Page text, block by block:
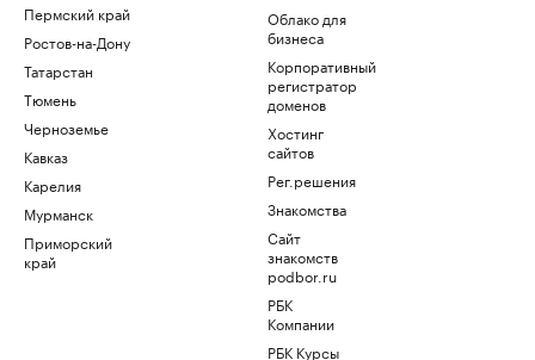
Пермский край
Ростов-на-Дону
Татарстан
Тюмень
Черноземье
Кавказ
Карелия
Мурманск
Приморский
край
Облако для
бизнеса
Корпоративный
регистратор
доменов
Хостинг
сайтов
Рег.решения
Знакомства
Сайт
знакомств
podbor.ru
РБК
Компании
РБК Курсы